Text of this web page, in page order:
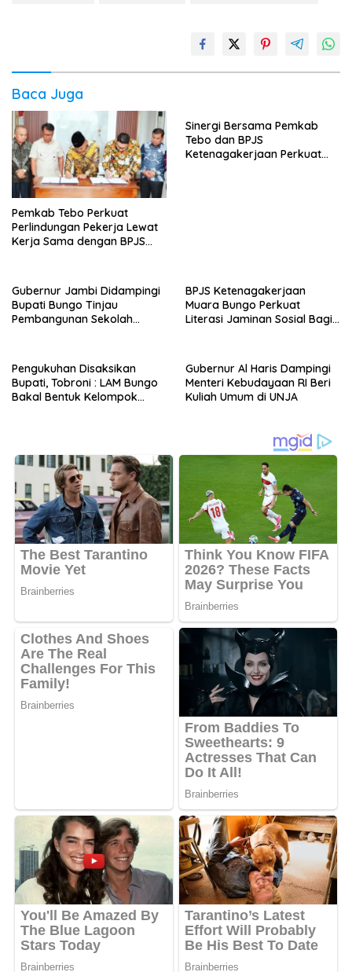
Baca Juga
Pemkab Tebo Perkuat
Perlindungan Pekerja Lewat
Kerja Sama dengan BPJS
Sinergi Bersama Pemkab
Tebo dan BPJS
Ketenagakerjaan Perkuat
Gubernur Jambi Didampingi
Bupati Bungo Tinjau
Pembangunan Sekolah
BPJS Ketenagakerjaan
Muara Bungo Perkuat
Literasi Jaminan Sosial Bagi
Pengukuhan Disaksikan
Bupati, Tobroni : LAM Bungo
Bakal Bentuk Kelompok
Gubernur Al Haris Dampingi
Menteri Kebudayaan RI Beri
Kuliah Umum di UNJA